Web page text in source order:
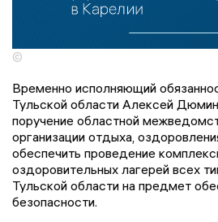
©
Временно исполняющий
Тульской области Алексей
поручение областной
организации отдыха,
обеспечить проведение
оздоровительных лагерей всех
Тульской области на предмет
безопасности.